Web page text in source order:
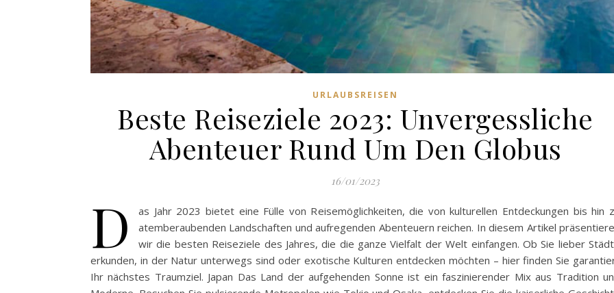
URLAUBSREISEN
Beste Reiseziele 2023: Unvergessliche
Abenteuer Rund Um Den Globus
16/01/2023
D
as Jahr 2023 bietet eine Fülle von Reisemöglichkeiten, die von kulturellen Entdeckungen bis hin
atemberaubenden Landschaften und aufregenden Abenteuern reichen. In diesem Artikel
wir die besten Reiseziele des Jahres, die die ganze Vielfalt der Welt einfangen. Ob Sie lieber
erkunden, in der Natur unterwegs sind oder exotische Kulturen entdecken möchten – hier finden Sie
Ihr nächstes Traumziel. Japan Das Land der aufgehenden Sonne ist ein faszinierender Mix aus Tradition